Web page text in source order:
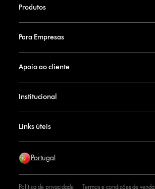
Produtos
Para Empresas
Apoio ao cliente
Institucional
Links úteis
Portugal
Política de privacidade Termos e condições de venda